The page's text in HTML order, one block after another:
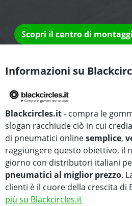
Scopri il centro di
Informazioni su
Blackcircles.it- compra le
slogan racchiude ciò in cui
di pneumatici onlinesemplice,
raggiungere questo obiettivo, il
giorno con distributori italiani
pneumatici al miglior prezzo.
clienti è il cuore della crescita di
più su Blackcircles.it